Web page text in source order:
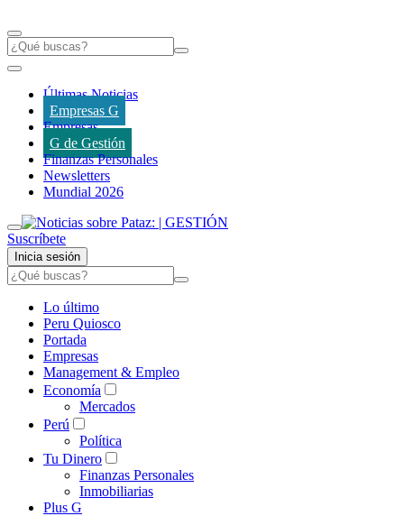
Últimas Noticias
Empresas G
Empresas
G de Gestión
Finanzas Personales
Newsletters
Mundial 2026
Suscríbete
Inicia sesión
Lo último
Peru Quiosco
Portada
Empresas
Management & Empleo
Economía
Mercados
Perú
Política
Tu Dinero
Finanzas Personales
Inmobiliarias
Plus G